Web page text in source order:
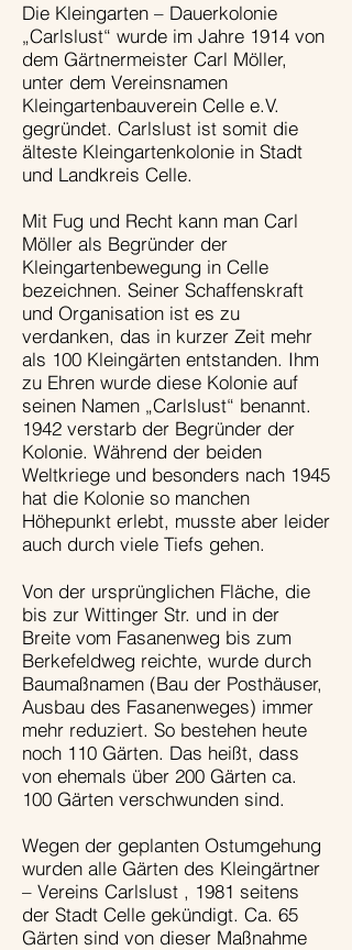
Die Kleingarten – Dauerkolonie
„Carlslust“ wurde im Jahre 1914 von
dem Gärtnermeister Carl Möller,
unter dem Vereinsnamen
Kleingartenbauverein Celle e.V.
gegründet. Carlslust ist somit die
älteste Kleingartenkolonie in Stadt
und Landkreis Celle.
Mit Fug und Recht kann man Carl
Möller als Begründer der
Kleingartenbewegung in Celle
bezeichnen. Seiner Schaffenskraft
und Organisation ist es zu
verdanken, das in kurzer Zeit mehr
als 100 Kleingärten entstanden. Ihm
zu Ehren wurde diese Kolonie auf
seinen Namen „Carlslust“ benannt.
1942 verstarb der Begründer der
Kolonie. Während der beiden
Weltkriege und besonders nach 1945
hat die Kolonie so manchen
Höhepunkt erlebt, musste aber leider
auch durch viele Tiefs gehen.
Von der ursprünglichen Fläche, die
bis zur Wittinger Str. und in der
Breite vom Fasanenweg bis zum
Berkefeldweg reichte, wurde durch
Baumaßnamen (Bau der Posthäuser,
Ausbau des Fasanenweges) immer
mehr reduziert. So bestehen heute
noch 110 Gärten. Das heißt, dass
von ehemals über 200 Gärten ca.
100 Gärten verschwunden sind.
Wegen der geplanten Ostumgehung
wurden alle Gärten des Kleingärtner
– Vereins Carlslust , 1981 seitens
der Stadt Celle gekündigt. Ca. 65
Gärten sind von dieser Maßnahme